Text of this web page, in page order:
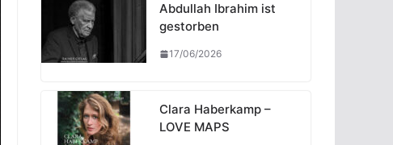
Abdullah Ibrahim ist
gestorben
17/06/2026
Clara Haberkamp –
LOVE MAPS